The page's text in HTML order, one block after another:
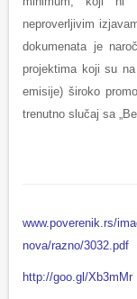
neproverljivim
dokumenata je
projektima koji su
emisije) široko
trenutno slučaj sa
www.poverenik.rs/
nova/razno/3032.pdf
http://goo.gl/Xb3mMr